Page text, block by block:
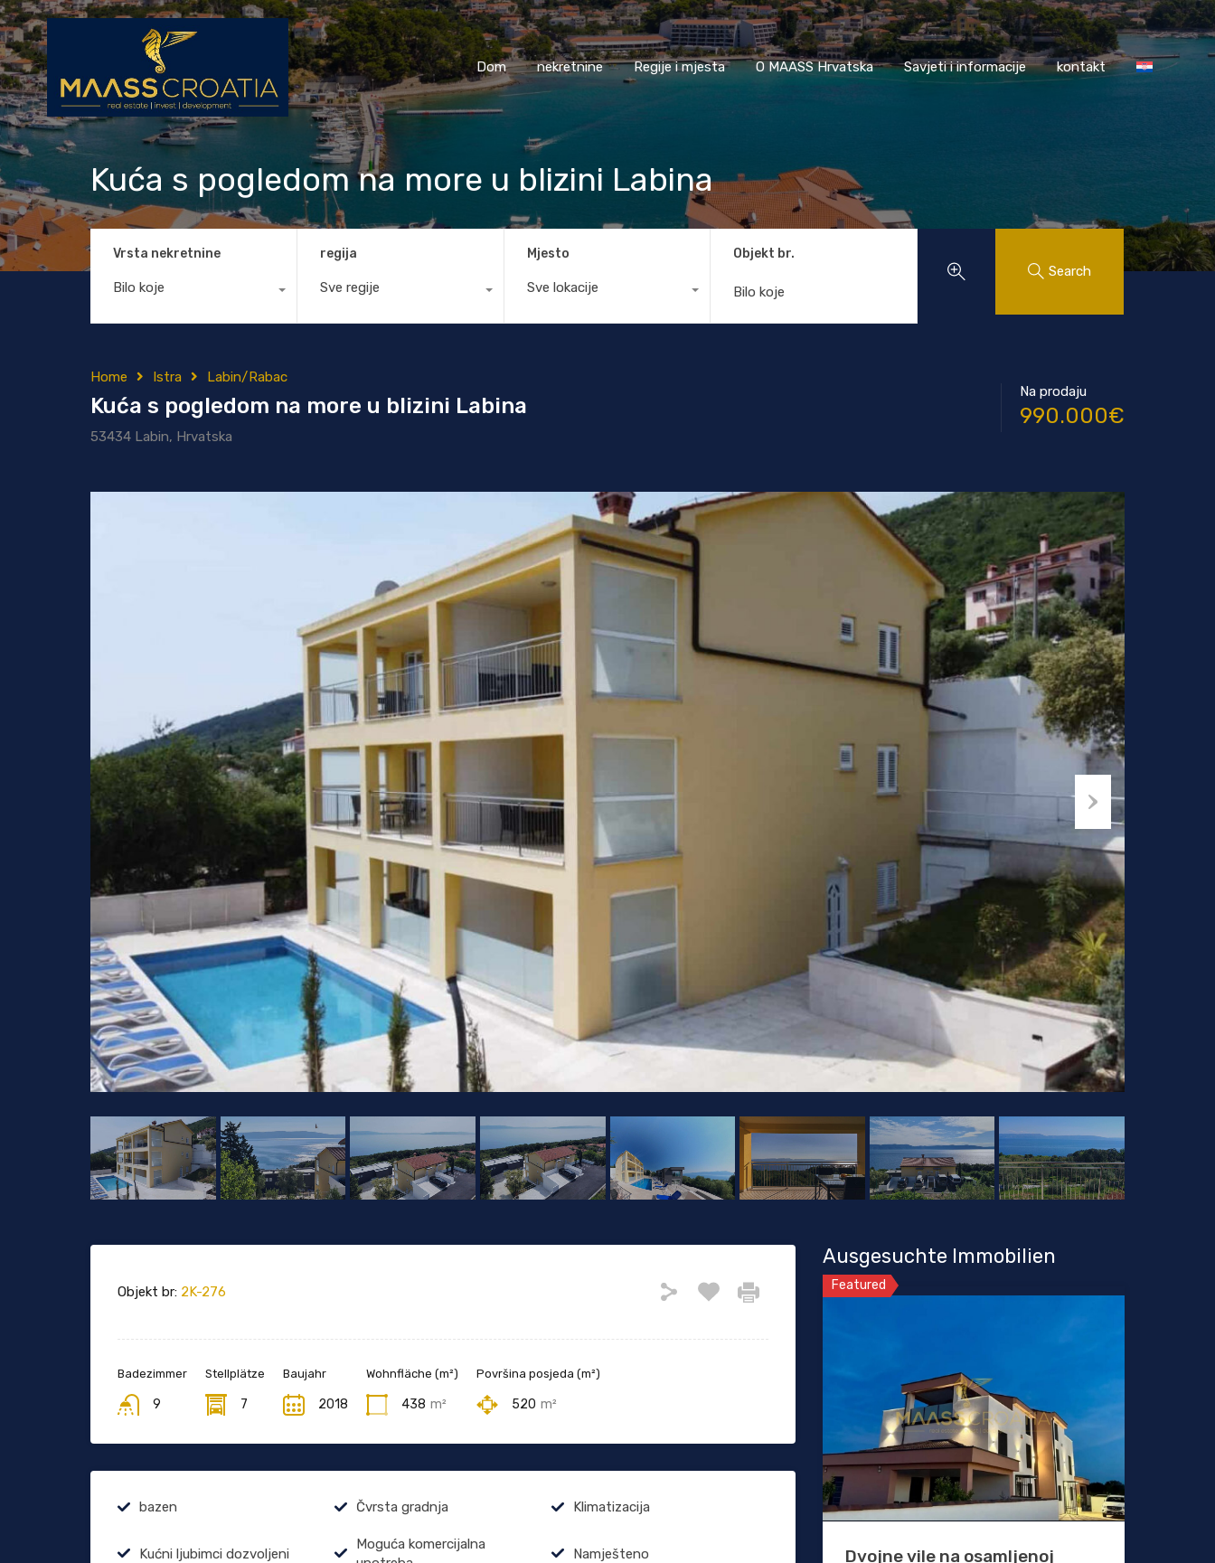
Dom nekretnine Regije i mjesta O MAASS Hrvatska Savjeti i informacije kontakt
Dom nekretnine Regije i mjesta O MAASS Hrvatska Savjeti i informacije kontakt
Kuća s pogledom na more u blizini Labina
Vrsta nekretnine
Bilo koje
regija
Sve regije
Mjesto
Sve lokacije
Objekt br.
Search
Home Istra Labin/Rabac
Kuća s pogledom na more u blizini Labina
53434 Labin, Hrvatska
Na prodaju
990.000€
Objekt br: 2K-276
Badezimmer
9
Stellplätze
7
Baujahr
2018
Wohnfläche (m²)
438 m²
Površina posjeda (m²)
520 m²
bazen Čvrsta gradnja Klimatizacija
Kućni ljubimci dozvoljeni
Moguća komercijalna
Namješteno
Ausgesuchte Immobilien
Featured
Dvojne vile na osamljenoj